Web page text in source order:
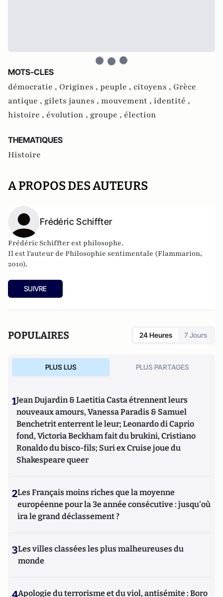
MOTS-CLES
démocratie , Origines , peuple , citoyens , Grèce
antique , gilets jaunes , mouvement , identité ,
histoire , évolution , groupe , élection
THEMATIQUES
Histoire
A PROPOS DES AUTEURS
Frédéric Schiffter
Frédéric Schiffter est philosophe.
Il est l'auteur de Philosophie sentimentale (Flammarion,
2010).
SUIVRE
POPULAIRES 24 Heures 7 Jours
PLUS LUS PLUS PARTAGES
1Jean Dujardin & Laetitia Casta étrennent leurs
nouveaux amours, Vanessa Paradis & Samuel
Benchetrit enterrent le leur; Leonardo di Caprio
fond, Victoria Beckham fait du brukini, Cristiano
Ronaldo du bisco-fils; Suri ex Cruise joue du
Shakespeare queer
2Les Français moins riches que la moyenne
européenne pour la 3e année consécutive : jusqu'où
ira le grand déclassement ?
3Les villes classées les plus malheureuses du
monde
4Apologie du terrorisme et du viol, antisémite : Boro